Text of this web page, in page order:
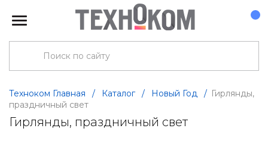
Техноком Главная / Каталог / Новый Год / Гирлянды,
праздничный свет
Гирлянды, праздничный свет